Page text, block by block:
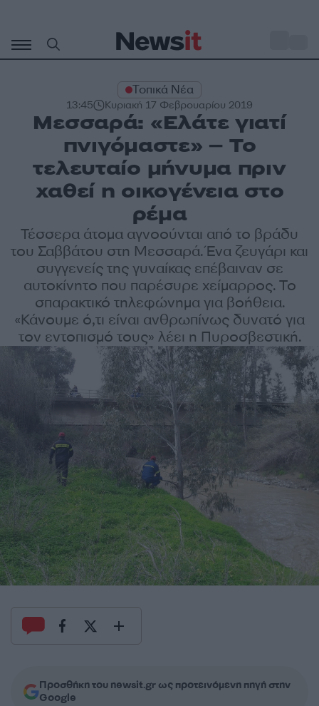
περιεχόμενο
Τοπικά Νέα
13:45 Κυριακή 17 Φεβρουαρίου 2019
Μεσσαρά: «Ελάτε γιατί
πνιγόμαστε» – Το
τελευταίο μήνυμα πριν
χαθεί η οικογένεια στο
ρέμα
Τέσσερα άτομα αγνοούνται από το βράδυ
του Σαββάτου στη Μεσσαρά. Ένα ζευγάρι και
συγγενείς της γυναίκας επέβαιναν σε
αυτοκίνητο που παρέσυρε χείμαρρος. Το
σπαρακτικό τηλεφώνημα για βοήθεια.
«Κάνουμε ό,τι είναι ανθρωπίνως δυνατό για
τον εντοπισμό τους» λέει η Πυροσβεστική.
Προσθήκη του newsit.gr ως προτεινόμενη πηγή στην
Google